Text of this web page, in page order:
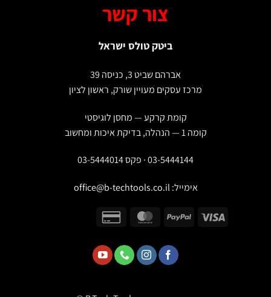
צור קשר
ביטק טולס ישראל
אברהם שביט 3, כניסה 39
מרכז עסקים מעויין שורק, ראשון לציון
קומת קרקע — מחסן לוגיסטי
03-5444144 · פקס 03-5444014
אימייל:office@b-techtools.co.il